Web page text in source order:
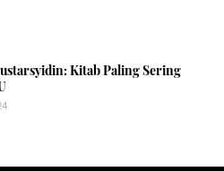
Kitab Paling Sering